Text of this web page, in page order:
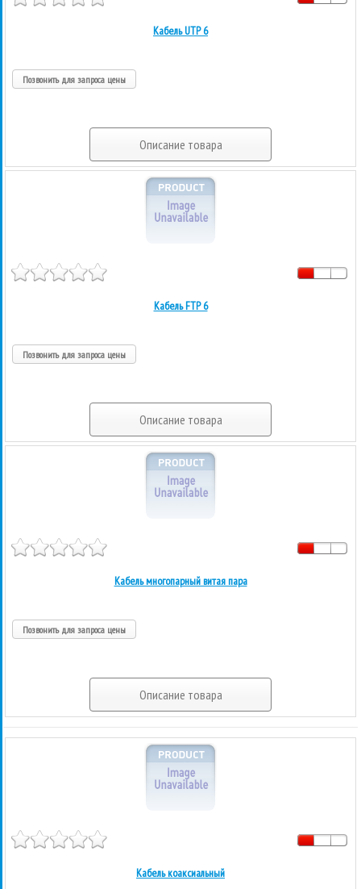
Кабель UTP 6
Позвонить для запроса цены
Описание товара
Кабель FTP 6
Позвонить для запроса цены
Описание товара
Кабель многопарный витая пара
Позвонить для запроса цены
Описание товара
Кабель коаксиальный